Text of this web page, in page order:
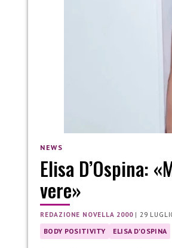
NEWS
Elisa D’Ospina:
vere»
REDAZIONE NOVELLA 2000|29
BODY POSITIVITY ELISA D'OSPINA